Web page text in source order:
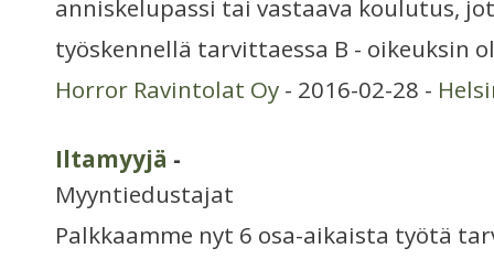
anniskelupassi tai vastaava koulutus,
työskennellä tarvittaessa B - oikeuksin
Horror Ravintolat Oy - 2016-02-28 -
Iltamyyjä -
Myyntiedustajat
Palkkaamme nyt 6 osa-aikaista työtä